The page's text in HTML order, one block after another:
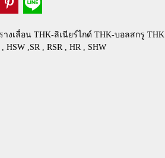
เลื่อน THK-ลิเนียร์ไกด์ THK-บอลสกรู THK
HSW ,SR , RSR , HR , SHW